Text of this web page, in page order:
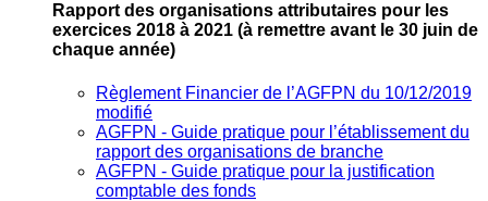
Rapport des organisations attributaires pour les
exercices 2018 à 2021 (à remettre avant le 30 juin de
chaque année)
Règlement Financier de l’AGFPN du 10/12/2019
modifié
AGFPN ‐ Guide pratique pour l’établissement du
rapport des organisations de branche
AGFPN ‐ Guide pratique pour la justification
comptable des fonds